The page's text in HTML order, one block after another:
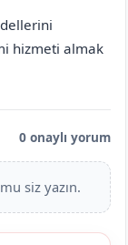
hizmeti almak
0 onaylı yorum
siz yazın.